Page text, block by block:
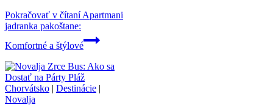
Pokračovať v čítaníApartmani
jadranka pakoštane:
Komfortné a štýlové
Chorvátsko | Destinácie |
Novalja